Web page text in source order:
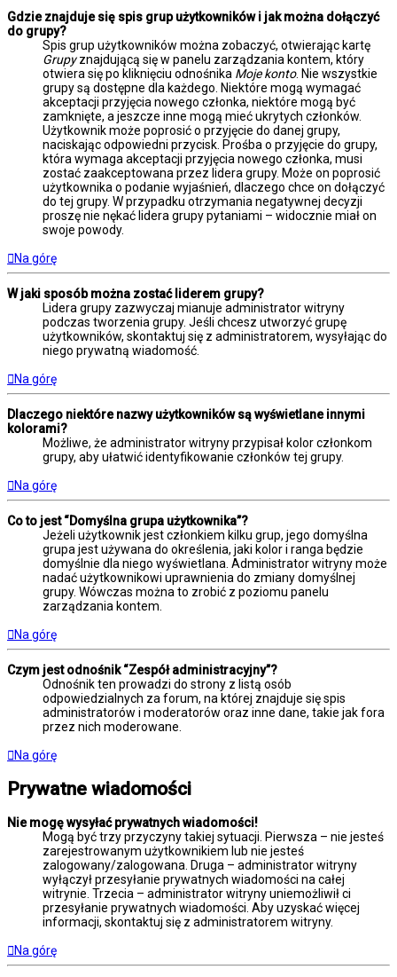
Gdzie znajduje się spis grup użytkowników i jak można dołączyć
do grupy?
Spis grup użytkowników można zobaczyć, otwierając kartę
Grupyznajdującą się w panelu zarządzania kontem, który
otwiera się po kliknięciu odnośnika Moje konto. Nie wszystkie
grupy są dostępne dla każdego. Niektóre mogą wymagać
akceptacji przyjęcia nowego członka, niektóre mogą być
zamknięte, a jeszcze inne mogą mieć ukrytych członków.
Użytkownik może poprosić o przyjęcie do danej grupy,
naciskając odpowiedni przycisk. Prośba o przyjęcie do grupy,
która wymaga akceptacji przyjęcia nowego członka, musi
zostać zaakceptowana przez lidera grupy. Może on poprosić
użytkownika o podanie wyjaśnień, dlaczego chce on dołączyć
do tej grupy. W przypadku otrzymania negatywnej decyzji
proszę nie nękać lidera grupy pytaniami – widocznie miał on
swoje powody.
Na górę
W jaki sposób można zostać liderem grupy?
Lidera grupy zazwyczaj mianuje administrator witryny
podczas tworzenia grupy. Jeśli chcesz utworzyć grupę
użytkowników, skontaktuj się z administratorem, wysyłając do
niego prywatną wiadomość.
Na górę
Dlaczego niektóre nazwy użytkowników są wyświetlane innymi
kolorami?
Możliwe, że administrator witryny przypisał kolor członkom
grupy, aby ułatwić identyfikowanie członków tej grupy.
Na górę
Co to jest “Domyślna grupa użytkownika”?
Jeżeli użytkownik jest członkiem kilku grup, jego domyślna
grupa jest używana do określenia, jaki kolor i ranga będzie
domyślnie dla niego wyświetlana. Administrator witryny może
nadać użytkownikowi uprawnienia do zmiany domyślnej
grupy. Wówczas można to zrobić z poziomu panelu
zarządzania kontem.
Na górę
Czym jest odnośnik “Zespół administracyjny”?
Odnośnik ten prowadzi do strony z listą osób
odpowiedzialnych za forum, na której znajduje się spis
administratorów i moderatorów oraz inne dane, takie jak fora
przez nich moderowane.
Na górę
Prywatne wiadomości
Nie mogę wysyłać prywatnych wiadomości!
Mogą być trzy przyczyny takiej sytuacji. Pierwsza – nie jesteś
zarejestrowanym użytkownikiem lub nie jesteś
zalogowany/zalogowana. Druga – administrator witryny
wyłączył przesyłanie prywatnych wiadomości na całej
witrynie. Trzecia – administrator witryny uniemożliwił ci
przesyłanie prywatnych wiadomości. Aby uzyskać więcej
informacji, skontaktuj się z administratorem witryny.
Na górę